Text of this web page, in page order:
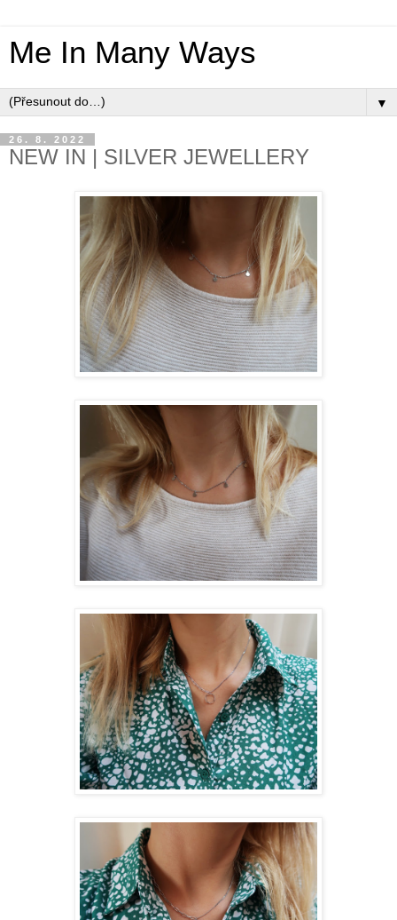
Me In Many Ways
▼
26. 8. 2022
NEW IN | SILVER JEWELLERY